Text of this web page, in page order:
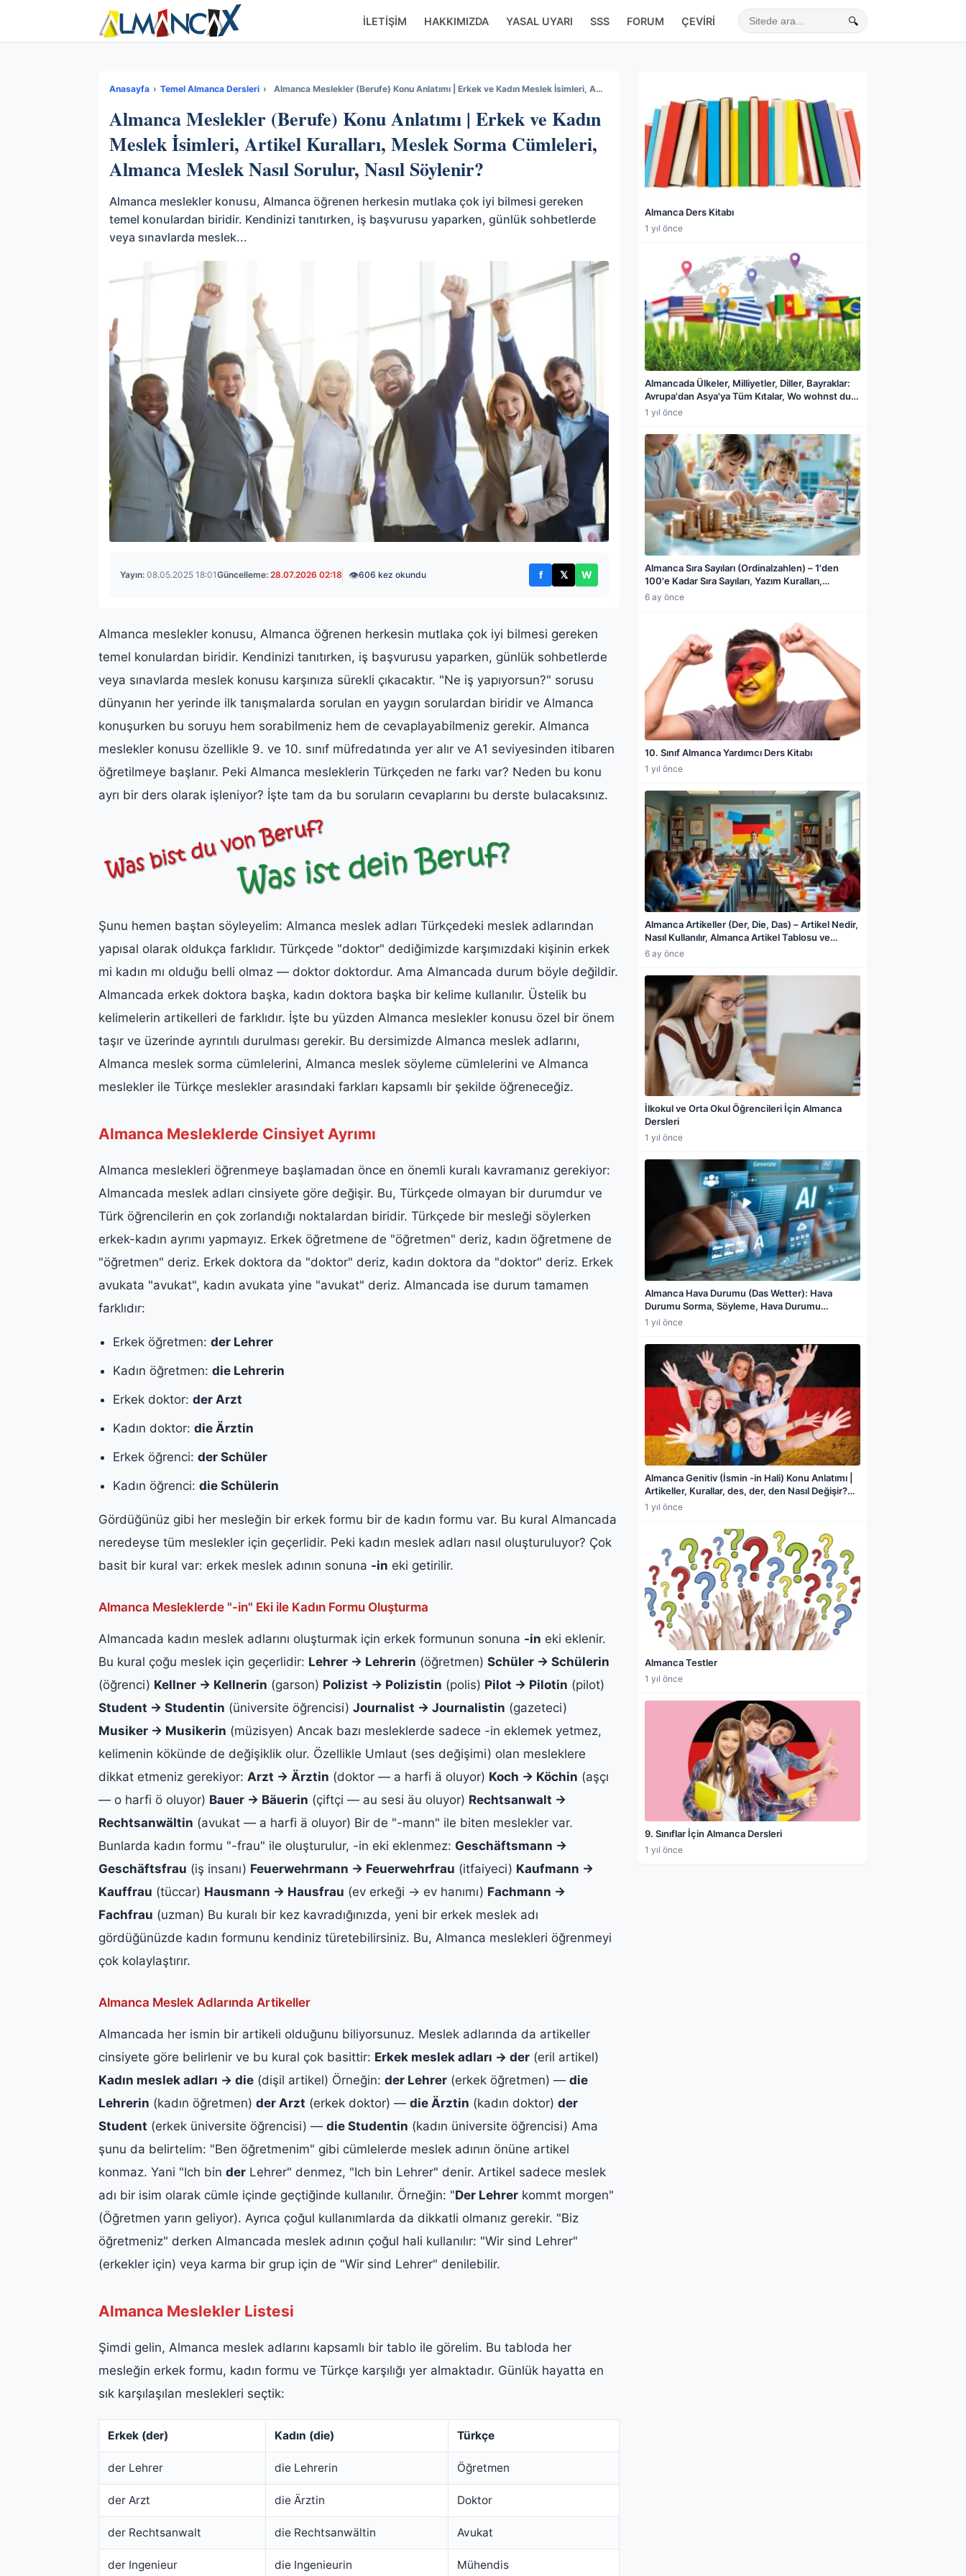
İLETIŞIM HAKKIMIZDA YASAL UYARI SSS FORUM ÇEVIRI
Sitede ara
🔍
Anasayfa › Temel Almanca Dersleri › Almanca Meslekler (Berufe) Konu Anlatımı | Erkek ve Kadın Meslek İsimleri, Artikel Kuralları, Meslek Sorma Cümleleri, Almanca Meslek Nasıl Sorulur, Nasıl Söylenir?
Almanca Meslekler (Berufe) Konu Anlatımı | Erkek ve Kadın
Meslek İsimleri, Artikel Kuralları, Meslek Sorma Cümleleri,
Almanca Meslek Nasıl Sorulur, Nasıl Söylenir?
Almanca meslekler konusu, Almanca öğrenen herkesin mutlaka çok iyi bilmesi gereken
temel konulardan biridir. Kendinizi tanıtırken, iş başvurusu yaparken, günlük sohbetlerde
veya sınavlarda meslek...
Yayın: 08.05.2025 18:01Güncelleme: 28.07.2026 02:18 👁606 kez okundu
Facebook'ta paylaş
f
X'te paylaş
𝕏
WhatsApp'ta paylaş
W
Almanca meslekler konusu, Almanca öğrenen herkesin mutlaka çok iyi bilmesi gereken
temel konulardan biridir. Kendinizi tanıtırken, iş başvurusu yaparken, günlük sohbetlerde
veya sınavlarda meslek konusu karşınıza sürekli çıkacaktır. "Ne iş yapıyorsun?" sorusu
dünyanın her yerinde ilk tanışmalarda sorulan en yaygın sorulardan biridir ve Almanca
konuşurken bu soruyu hem sorabilmeniz hem de cevaplayabilmeniz gerekir. Almanca
meslekler konusu özellikle 9. ve 10. sınıf müfredatında yer alır ve A1 seviyesinden itibaren
öğretilmeye başlanır. Peki Almanca mesleklerin Türkçeden ne farkı var? Neden bu konu
ayrı bir ders olarak işleniyor? İşte tam da bu soruların cevaplarını bu derste bulacaksınız.
Şunu hemen baştan söyleyelim: Almanca meslek adları Türkçedeki meslek adlarından
yapısal olarak oldukça farklıdır. Türkçede "doktor" dediğimizde karşımızdaki kişinin erkek
mi kadın mı olduğu belli olmaz — doktor doktordur. Ama Almancada durum böyle değildir.
Almancada erkek doktora başka, kadın doktora başka bir kelime kullanılır. Üstelik bu
kelimelerin artikelleri de farklıdır. İşte bu yüzden Almanca meslekler konusu özel bir önem
taşır ve üzerinde ayrıntılı durulması gerekir. Bu dersimizde Almanca meslek adlarını,
Almanca meslek sorma cümlelerini, Almanca meslek söyleme cümlelerini ve Almanca
meslekler ile Türkçe meslekler arasındaki farkları kapsamlı bir şekilde öğreneceğiz.
Almanca Mesleklerde Cinsiyet Ayrımı
Almanca meslekleri öğrenmeye başlamadan önce en önemli kuralı kavramanız gerekiyor:
Almancada meslek adları cinsiyete göre değişir. Bu, Türkçede olmayan bir durumdur ve
Türk öğrencilerin en çok zorlandığı noktalardan biridir. Türkçede bir mesleği söylerken
erkek-kadın ayrımı yapmayız. Erkek öğretmene de "öğretmen" deriz, kadın öğretmene de
"öğretmen" deriz. Erkek doktora da "doktor" deriz, kadın doktora da "doktor" deriz. Erkek
avukata "avukat", kadın avukata yine "avukat" deriz. Almancada ise durum tamamen
farklıdır:
Erkek öğretmen: der Lehrer
Kadın öğretmen: die Lehrerin
Erkek doktor: der Arzt
Kadın doktor: die Ärztin
Erkek öğrenci: der Schüler
Kadın öğrenci: die Schülerin
Gördüğünüz gibi her mesleğin bir erkek formu bir de kadın formu var. Bu kural Almancada
neredeyse tüm meslekler için geçerlidir. Peki kadın meslek adları nasıl oluşturuluyor? Çok
basit bir kural var: erkek meslek adının sonuna -in eki getirilir.
Almanca Mesleklerde "-in" Eki ile Kadın Formu Oluşturma
Almancada kadın meslek adlarını oluşturmak için erkek formunun sonuna -in eki eklenir.
Bu kural çoğu meslek için geçerlidir: Lehrer → Lehrerin (öğretmen) Schüler → Schülerin
(öğrenci) Kellner → Kellnerin (garson) Polizist → Polizistin (polis) Pilot → Pilotin (pilot)
Student → Studentin (üniversite öğrencisi) Journalist → Journalistin (gazeteci)
Musiker → Musikerin (müzisyen) Ancak bazı mesleklerde sadece -in eklemek yetmez,
kelimenin kökünde de değişiklik olur. Özellikle Umlaut (ses değişimi) olan mesleklere
dikkat etmeniz gerekiyor: Arzt → Ärztin (doktor — a harfi ä oluyor) Koch → Köchin (aşçı
— o harfi ö oluyor) Bauer → Bäuerin (çiftçi — au sesi äu oluyor) Rechtsanwalt →
Rechtsanwältin (avukat — a harfi ä oluyor) Bir de "-mann" ile biten meslekler var.
Bunlarda kadın formu "-frau" ile oluşturulur, -in eki eklenmez: Geschäftsmann →
Geschäftsfrau (iş insanı) Feuerwehrmann → Feuerwehrfrau (itfaiyeci) Kaufmann →
Kauffrau (tüccar) Hausmann → Hausfrau (ev erkeği → ev hanımı) Fachmann →
Fachfrau (uzman) Bu kuralı bir kez kavradığınızda, yeni bir erkek meslek adı
gördüğünüzde kadın formunu kendiniz türetebilirsiniz. Bu, Almanca meslekleri öğrenmeyi
çok kolaylaştırır.
Almanca Meslek Adlarında Artikeller
Almancada her ismin bir artikeli olduğunu biliyorsunuz. Meslek adlarında da artikeller
cinsiyete göre belirlenir ve bu kural çok basittir: Erkek meslek adları → der (eril artikel)
Kadın meslek adları → die (dişil artikel) Örneğin: der Lehrer (erkek öğretmen) — die
Lehrerin (kadın öğretmen) der Arzt (erkek doktor) — die Ärztin (kadın doktor) der
Student (erkek üniversite öğrencisi) — die Studentin (kadın üniversite öğrencisi) Ama
şunu da belirtelim: "Ben öğretmenim" gibi cümlelerde meslek adının önüne artikel
konmaz. Yani "Ich bin der Lehrer" denmez, "Ich bin Lehrer" denir. Artikel sadece meslek
adı bir isim olarak cümle içinde geçtiğinde kullanılır. Örneğin: "Der Lehrer kommt morgen"
(Öğretmen yarın geliyor). Ayrıca çoğul kullanımlarda da dikkatli olmanız gerekir. "Biz
öğretmeniz" derken Almancada meslek adının çoğul hali kullanılır: "Wir sind Lehrer"
(erkekler için) veya karma bir grup için de "Wir sind Lehrer" denilebilir.
Almanca Meslekler Listesi
Şimdi gelin, Almanca meslek adlarını kapsamlı bir tablo ile görelim. Bu tabloda her
mesleğin erkek formu, kadın formu ve Türkçe karşılığı yer almaktadır. Günlük hayatta en
sık karşılaşılan meslekleri seçtik:
Erkek (der) Kadın (die) Türkçe
der Lehrer die Lehrerin Öğretmen
der Arzt die Ärztin Doktor
der Rechtsanwalt die Rechtsanwältin Avukat
der Ingenieur die Ingenieurin Mühendis
Almanca Ders Kitabı
1 yıl önce
Almancada Ülkeler, Milliyetler, Diller, Bayraklar:
Avrupa'dan Asya'ya Tüm Kıtalar, Wo wohnst du,
Woher kommst du, Was sprichst du Diyalogları
1 yıl önce
Almanca Sıra Sayıları (Ordinalzahlen) – 1'den
100'e Kadar Sıra Sayıları, Yazım Kuralları,
Çekimleri ve Kullanım Alanları
6 ay önce
10. Sınıf Almanca Yardımcı Ders Kitabı
1 yıl önce
Almanca Artikeller (Der, Die, Das) – Artikel Nedir,
Nasıl Kullanılır, Almanca Artikel Tablosu ve
Kelimelerin Artikellerini Öğrenme Kuralları
6 ay önce
İlkokul ve Orta Okul Öğrencileri İçin Almanca
Dersleri
1 yıl önce
Almanca Hava Durumu (Das Wetter): Hava
Durumu Sorma, Söyleme, Hava Durumu
Haberleri ve Günlük Konuşma Rehberi
1 yıl önce
Almanca Genitiv (İsmin -in Hali) Konu Anlatımı |
Artikeller, Kurallar, des, der, den Nasıl Değişir?
Örneklerle Detaylı Rehber
1 yıl önce
Almanca Testler
1 yıl önce
9. Sınıflar İçin Almanca Dersleri
1 yıl önce